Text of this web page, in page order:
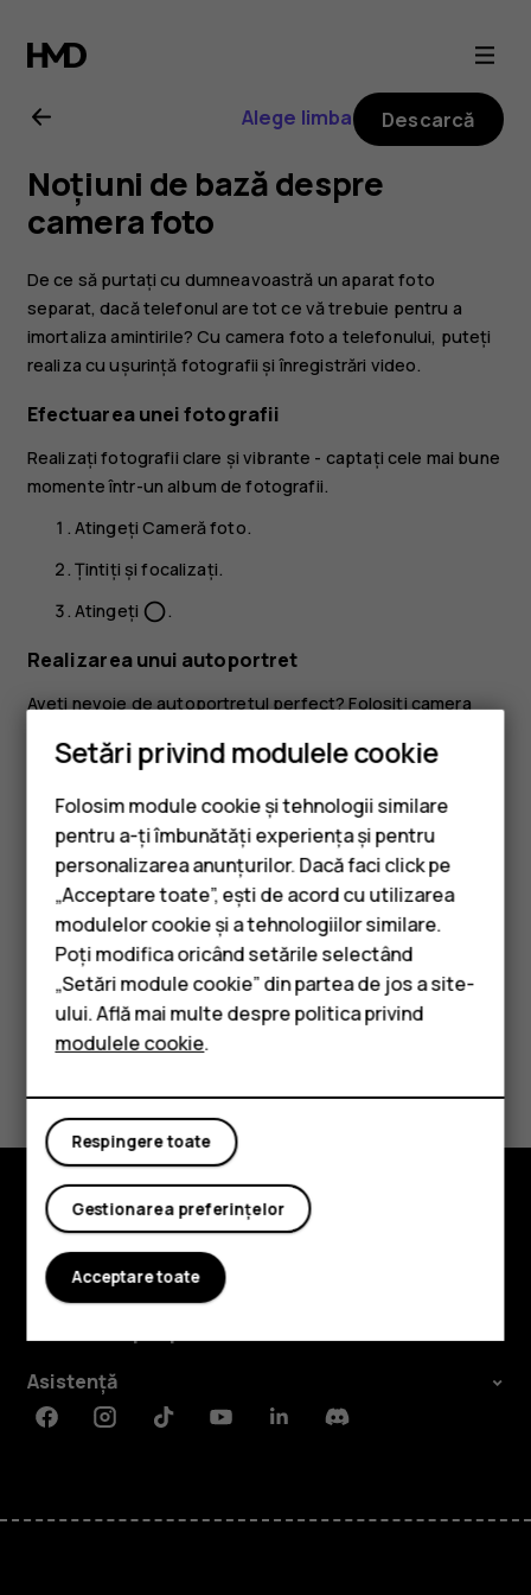
Ghid
de
utilizare
Nokia
2.1
Smartphone-uri
Telefoane clasice
Accesorii
Tablete
Alege limba Descarcă
Noțiuni de bază despre
camera foto
De ce să purtați cu dumneavoastră un aparat foto
separat, dacă telefonul are tot ce vă trebuie pentru a
imortaliza amintirile? Cu camera foto a telefonului, puteți
realiza cu ușurință fotografii și înregistrări video.
Efectuarea unei fotografii
Realizați fotografii clare și vibrante - captați cele mai bune
momente într-un album de fotografii.
AtingețiCameră foto.
Țintiți și focalizați.
Atingeți panorama_fish_eye.
Realizarea unui autoportret
Aveți nevoie de autoportretul perfect? Folosiți camera
AtingețiCameră foto
Atingeți
pentru a comuta la camera foto din față.
Țintiți și focalizați.
Atingețipanorama_fish_eye.
Da Nu
Explorează
Despre
Asistență
FacebookInstagramTiktokYoutubeLinkedinDiscord
Setări privind modulele cookie
Folosim module cookie și tehnologii similare
pentru a-ți îmbunătăți experiența și pentru
personalizarea anunțurilor. Dacă faci click pe
„Acceptare toate”, ești de acord cu utilizarea
modulelor cookie și a tehnologiilor similare.
Poți modifica oricând setările selectând
„Setări module cookie” din partea de jos a site-
ului. Află mai multe despre politica privind
modulele cookie.
Respingere toate
Gestionarea preferințelor
Acceptare toate